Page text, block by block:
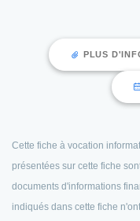
PLUS
Cette fiche à vocation
présentées sur cette fiche
documents d'informations
indiqués dans cette fiche